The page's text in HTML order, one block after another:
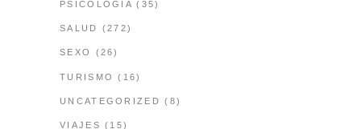
PSICOLOGÍA (35)
SALUD (272)
SEXO (26)
TURISMO (16)
UNCATEGORIZED (8)
VIAJES (15)